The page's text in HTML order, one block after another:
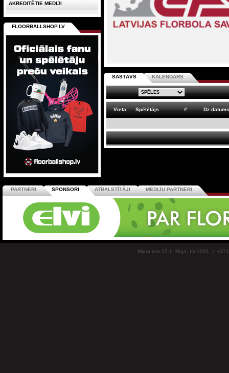
SASTĀVS KALENDĀRS
Vieta Spēlētājs # Dz.datums
AKREDITĒTIE MEDIJI
FLOORBALLSHOP.LV
PARTNERI SPONSORI ATBALSTĪTĀJI MEDIJU PARTNERI
Miera iela 15-1, Rīga, LV-1001, t: